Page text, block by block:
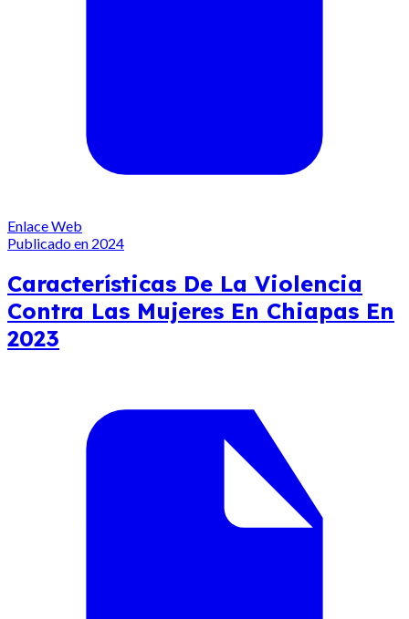
Enlace Web
Publicado en 2024
Características De La Violencia
Contra Las Mujeres En Chiapas En
2023